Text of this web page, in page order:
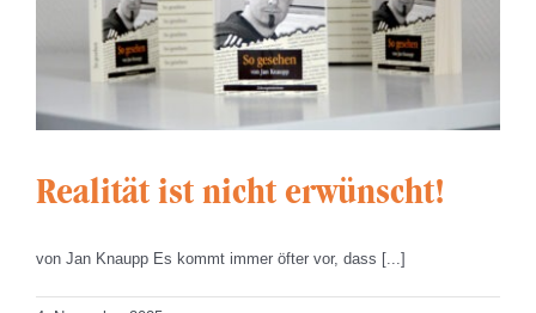
Realität ist nicht erwünscht!
von Jan Knaupp Es kommt immer öfter vor, dass [...]